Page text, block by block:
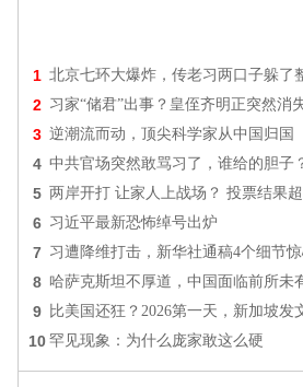
1 北京七环大爆炸，传老习两口子躲了
2 习家“储君”出事？皇侄齐明正突然消
3 逆潮流而动，顶尖科学家从中国归国
4 中共官场突然敢骂习了，谁给的胆子
5 两岸开打 让家人上战场？ 投票结果
6 习近平最新恐怖绰号出炉
7 习遭降维打击，新华社通稿4个细节
8 哈萨克斯坦不厚道，中国面临前所未
9 比美国还狂？2026第一天，新加坡发
10 罕见现象：为什么庞家敢这么硬